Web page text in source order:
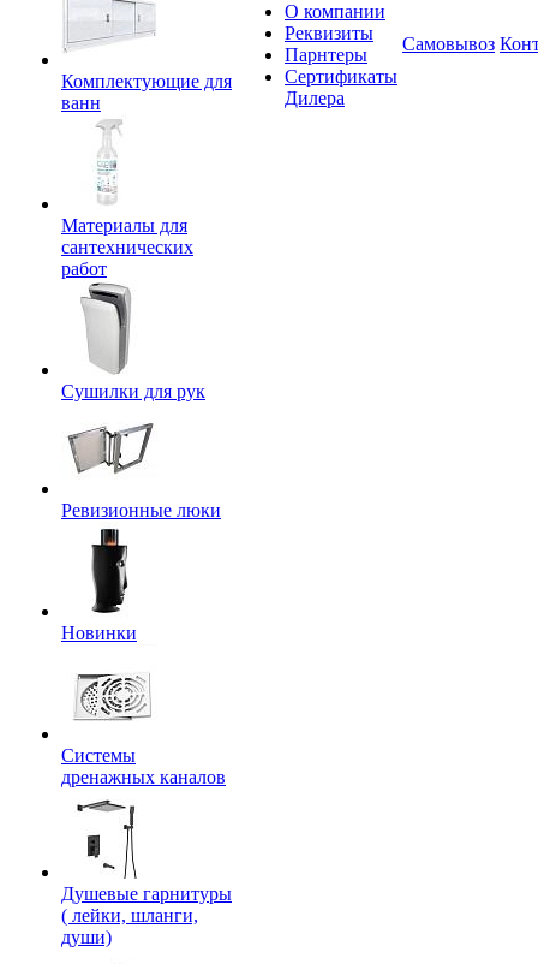
Комплектующие для
ванн
Материалы для
сантехнических
работ
Сушилки для рук
Ревизионные люки
Новинки
Системы
дренажных каналов
Душевые гарнитуры
( лейки, шланги,
души)
О компании
Реквизиты
Парнтеры
Сертификаты
Дилера
Самовывоз